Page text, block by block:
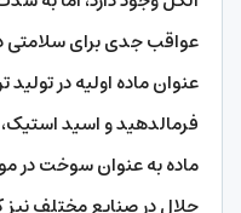
عواقب جدی برای
عنوان ماده اولیه در
فرمالدهید و اسید
ماده به عنوان سوخت در